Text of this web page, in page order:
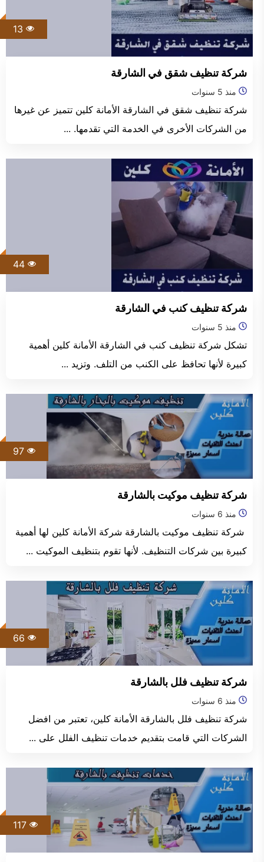
الفجيرة
شركة تنظيف شقق في الشارقة
منذ 5 سنوات
شركة تنظيف شقق في الشارقة الأمانة كلين تتميز عن غيرها
من الشركات الأخرى في الخدمة التي تقدمها. ...
شركة تنظيف كنب في الشارقة
منذ 5 سنوات
تشكل شركة تنظيف كنب في الشارقة الأمانة كلين أهمية
كبيرة لأنها تحافظ على الكنب من التلف. وتزيد ...
شركة تنظيف موكيت بالشارقة
منذ 6 سنوات
شركة تنظيف موكيت بالشارقة شركة الأمانة كلين لها أهمية
كبيرة بين شركات التنظيف. لأنها تقوم بتنظيف الموكيت ...
شركة تنظيف فلل بالشارقة
منذ 6 سنوات
شركة تنظيف فلل بالشارقة الأمانة كلين، تعتبر من افضل
الشركات التي قامت بتقديم خدمات تنظيف الفلل على ...